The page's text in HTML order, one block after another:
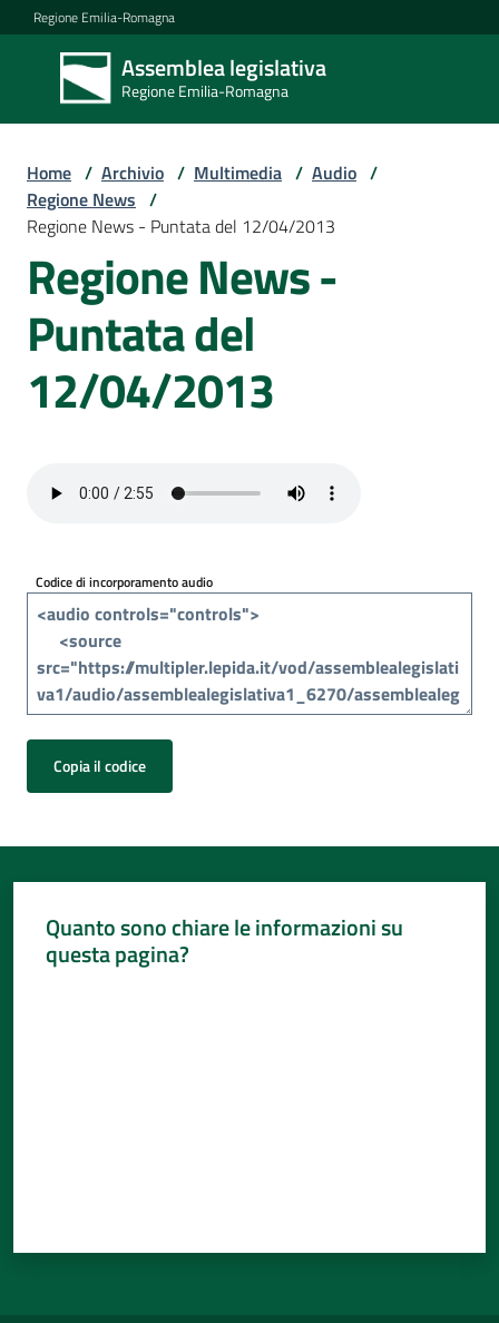
Vai al contenuto
Vai alla navigazione
Vai al footer
Regione Emilia-Romagna
Assemblea legislativa
Regione Emilia-Romagna
Assemblea
legislativa
Regione Emilia-
Assemblea
Attività
Argomenti
Per
Per
cittadini
Home / Archivio / Multimedia / Audio /
Regione News /
Regione News - Puntata del 12/04/2013
Regione News -
Puntata del
12/04/2013
Codice di incorporamento audio
Copia il codice
Quanto sono chiare le informazioni su
questa pagina?